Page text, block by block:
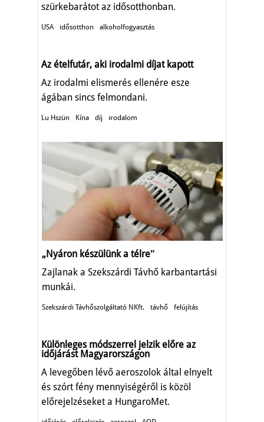
szürkebarátot az idősotthonban.
USA idősotthon alkoholfogyasztás
Az ételfutár, aki irodalmi díjat kapott
Az irodalmi elismerés ellenére esze
ágában sincs felmondani.
Lu Hszün Kína díj irodalom
„Nyáron készülünk a télreʺ
Zajlanak a Szekszárdi Távhő karbantartási
munkái.
Szekszárdi Távhőszolgáltató NKft. távhő felújítás
Különleges módszerrel jelzik előre az
időjárást Magyarországon
A levegőben lévő aeroszolok által elnyelt
és szórt fény mennyiségéről is közöl
előrejelzéseket a HungaroMet.